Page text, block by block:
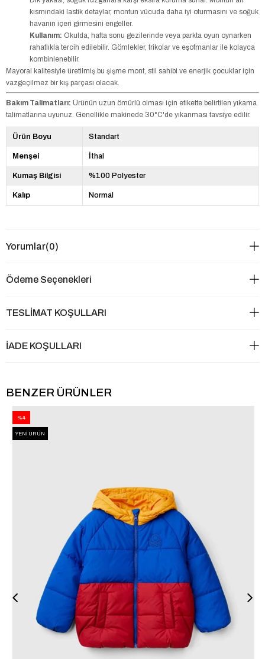
kısmındaki lastik detaylar, montun vücuda daha iyi oturmasını ve soğuk
havanın içeri girmesini engeller.
Kullanım: Okulda, hafta sonu gezilerinde veya parkta oyun oynarken
rahatlıkla tercih edilebilir. Gömlekler, trikolar ve eşofmanlar ile kolayca
kombinlenebilir.
Mayoral kalitesiyle üretilmiş bu şişme mont, stil sahibi ve enerjik çocuklar için
vazgeçilmez bir kış parçası olacak.
Bakım Talimatları: Ürünün uzun ömürlü olması için etikette belirtilen yıkama
talimatlarına uyunuz. Genellikle makinede 30°C'de yıkanması tavsiye edilir.
Ürün Boyu Standart
Menşei İthal
Kumaş Bilgisi %100 Polyester
Kalıp Normal
Yorumlar(0)
Ödeme Seçenekleri
TESLİMAT KOŞULLARI
İADE KOŞULLARI
BENZER ÜRÜNLER
%4
YENI ÜRÜN